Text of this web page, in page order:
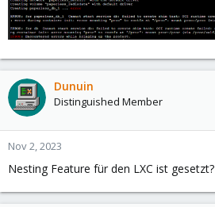
Dunuin
Distinguished Member
Nov 2, 2023
Nesting Feature für den LXC ist gesetzt?